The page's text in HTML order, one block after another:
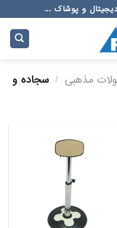
و پوشاک ...
مذهبی / سجاده و